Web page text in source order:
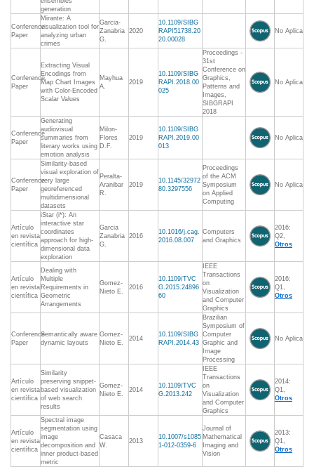
generation
Conference
Paper
Mirante: A
visualization tool for
analyzing urban
crimes
Garcia-
Zanabria
G.
2020
10.1109/SIBG
RAPI51738.20
20.00028
No Aplica
Conference
Paper
Extracting Visual
Encodings from
Map Chart Images
with Color-Encoded
Scalar Values
Mayhua
A.
2019
10.1109/SIBG
RAPI.2018.00
025
Proceedings -
31st
Conference on
Graphics,
Patterns and
Images,
SIBGRAPI
2018
No Aplica
Conference
Paper
Generating
audiovisual
summaries from
literary works using
emotion analysis
Milon-
Flores
D.F.
2019
10.1109/SIBG
RAPI.2019.00
013
No Aplica
Conference
Paper
Similarity-based
visual exploration of
very large
georeferenced
multidimensional
datasets
Peralta-
Aranibar
R.
2019
10.1145/32972
80.3297556
Proceedings
of the ACM
Symposium
on Applied
Computing
No Aplica
Artículo
en revista
científica
iStar (i*): An
interactive star
coordinates
approach for high-
dimensional data
exploration
Garcia
Zanabria
G.
2016
10.1016/j.cag.
2016.08.007
Computers
and Graphics
2016:
Q2,
Otros
Artículo
en revista
científica
Dealing with
Multiple
Requirements in
Geometric
Arrangements
Gomez-
Nieto E.
2016
10.1109/TVC
G.2015.24896
60
IEEE
Transactions
on
Visualization
and Computer
Graphics
2016:
Q1,
Otros
Conference
Paper
Semantically aware
dynamic layouts
Gomez-
Nieto E.
2014
10.1109/SIBG
RAPI.2014.43
Brazilian
Symposium of
Computer
Graphic and
Image
Processing
No Aplica
Artículo
en revista
científica
Similarity
preserving snippet-
based visualization
of web search
results
Gomez-
Nieto E.
2014
10.1109/TVC
G.2013.242
IEEE
Transactions
on
Visualization
and Computer
Graphics
2014:
Q1,
Otros
Artículo
en revista
científica
Spectral image
segmentation using
image
decomposition and
inner product-based
metric
Casaca
W.
2013
10.1007/s1085
1-012-0359-6
Journal of
Mathematical
Imaging and
Vision
2013:
Q1,
Otros